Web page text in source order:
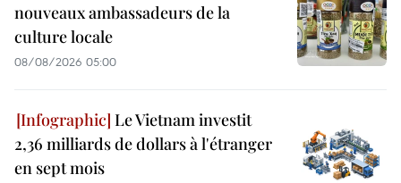
nouveaux ambassadeurs de la
culture locale
08/08/2026 05:00
Le Vietnam investit
2,36 milliards de dollars à l'étranger
en sept mois